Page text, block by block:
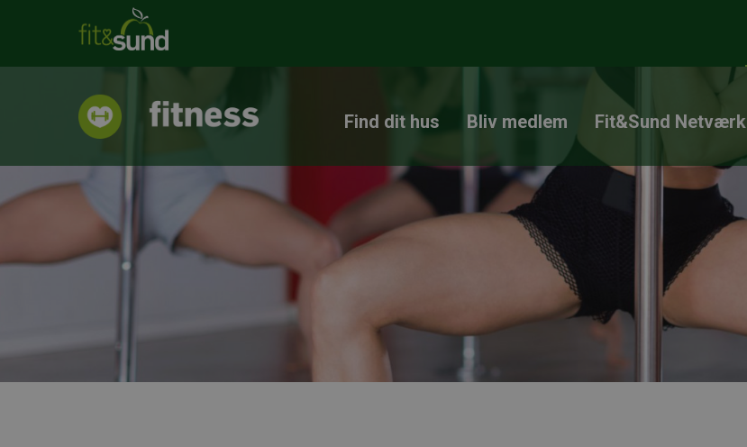
Find dit hus Bliv medlem Fit&Sund Netværk